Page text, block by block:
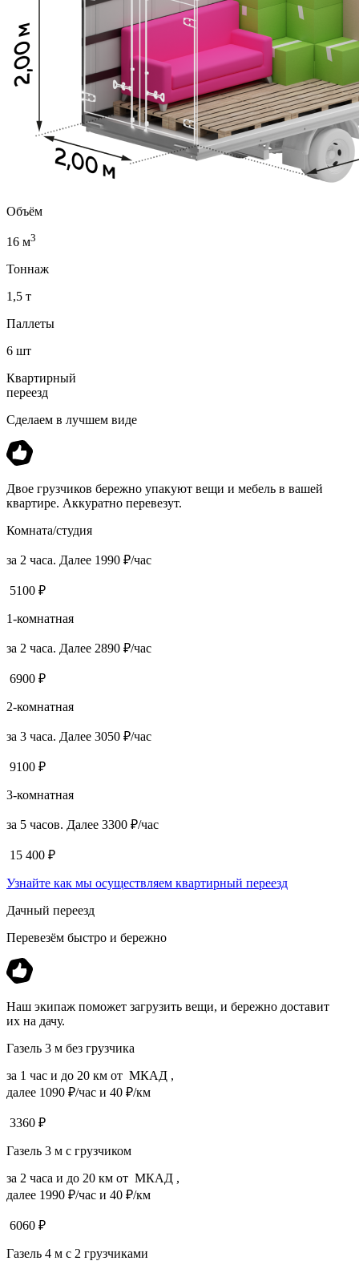
Объём
16 м3
Тоннаж
1,5 т
Паллеты
6 шт
Квартирный
переезд
Сделаем в лучшем виде
Двое грузчиков бережно упакуют вещи и мебель в вашей
квартире. Аккуратно перевезут.
Комната/студия
за 2 часа. Далее 1990 ₽/час
5100 ₽
1-комнатная
за 2 часа. Далее 2890 ₽/час
6900 ₽
2-комнатная
за 3 часа. Далее 3050 ₽/час
9100 ₽
3-комнатная
за 5 часов. Далее 3300 ₽/час
15 400 ₽
Узнайте как мы осуществляем квартирный переезд
Дачный переезд
Перевезём быстро и бережно
Наш экипаж поможет загрузить вещи, и бережно доставит
их на дачу.
Газель 3 м без грузчика
за 1 час и до 20 км от МКАД ,
далее 1090 ₽/час и 40 ₽/км
3360 ₽
Газель 3 м с грузчиком
за 2 часа и до 20 км от МКАД ,
далее 1990 ₽/час и 40 ₽/км
6060 ₽
Газель 4 м с 2 грузчиками